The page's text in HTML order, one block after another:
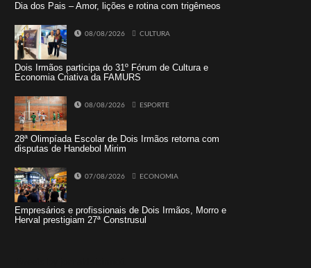
Dia dos Pais – Amor, lições e rotina com trigêmeos
08/08/2026 CULTURA
Dois Irmãos participa do 31º Fórum de Cultura e
Economia Criativa da FAMURS
08/08/2026 ESPORTE
28ª Olimpíada Escolar de Dois Irmãos retorna com
disputas de Handebol Mirim
07/08/2026 ECONOMIA
Empresários e profissionais de Dois Irmãos, Morro e
Herval prestigiam 27ª Construsul